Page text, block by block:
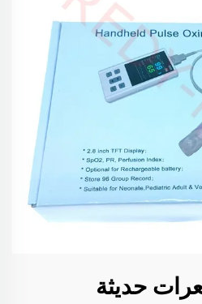
حديثة